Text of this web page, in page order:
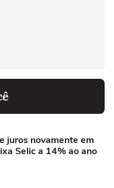
juros novamente em
Selic a 14% ao ano